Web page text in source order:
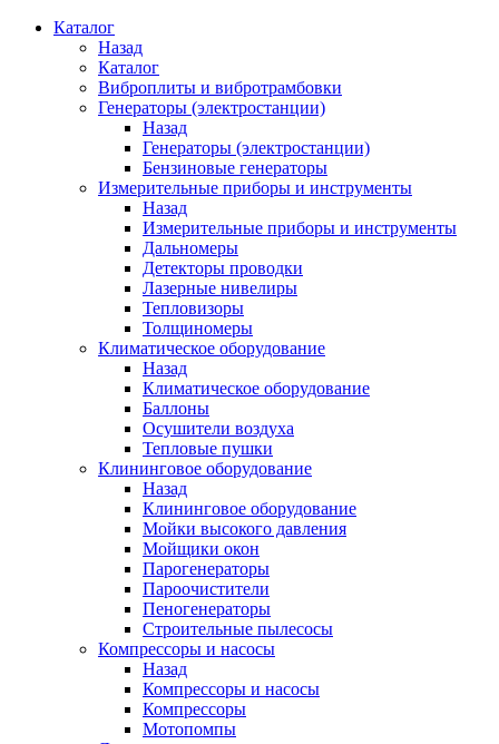
Каталог
Назад
Каталог
Виброплиты и вибротрамбовки
Генераторы (электростанции)
Назад
Генераторы (электростанции)
Бензиновые генераторы
Измерительные приборы и инструменты
Назад
Измерительные приборы и инструменты
Дальномеры
Детекторы проводки
Лазерные нивелиры
Тепловизоры
Толщиномеры
Климатическое оборудование
Назад
Климатическое оборудование
Баллоны
Осушители воздуха
Тепловые пушки
Клининговое оборудование
Назад
Клининговое оборудование
Мойки высокого давления
Мойщики окон
Парогенераторы
Пароочистители
Пеногенераторы
Строительные пылесосы
Компрессоры и насосы
Назад
Компрессоры и насосы
Компрессоры
Мотопомпы